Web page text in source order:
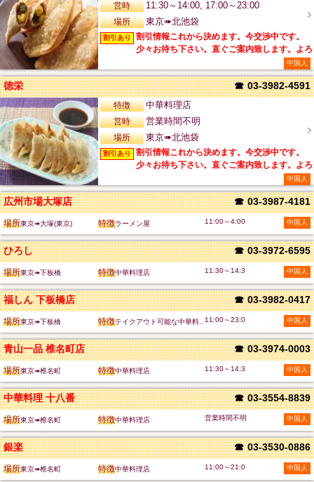
営時
11:30～14:00, 17:00～23:00
場所
東京➠北池袋
割引あり
割引情報これから決めます。今交渉中です。
少々お待ち下さい。直ぐご案内致します。よろ
中国人
徳栄 ☎ 03-3982-4591
特徴
中華料理店
営時
営業時間不明
場所
東京➠北池袋
割引あり
割引情報これから決めます。今交渉中です。
少々お待ち下さい。直ぐご案内致します。よろ
中国人
広州市場大塚店 ☎ 03-3987-4181
場所東京➠大塚(東京) 特徴ラーメン屋 11:00～4:00 中国人
ひろし ☎ 03-3972-6595
場所東京➠下板橋 特徴中華料理店 11:30～14:3 中国人
福しん 下板橋店 ☎ 03-3982-0417
場所東京➠下板橋 特徴テイクアウト可能な中華料.. 11:00～23:0 中国人
青山一品 椎名町店 ☎ 03-3974-0003
場所東京➠椎名町 特徴中華料理店 11:30～14:3 中国人
中華料理 十八番 ☎ 03-3554-8839
場所東京➠椎名町 特徴中華料理店 営業時間不明 中国人
銀楽 ☎ 03-3530-0886
場所東京➠椎名町 特徴中華料理店 11:00～21:0 中国人